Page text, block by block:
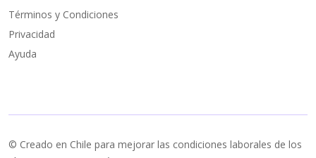
Términos y Condiciones
Privacidad
Ayuda
© Creado en Chile para mejorar las condiciones laborales de los